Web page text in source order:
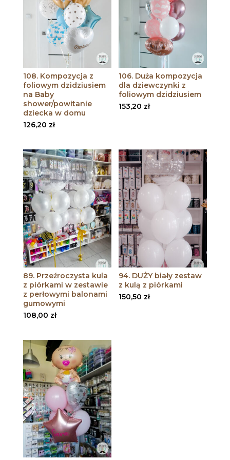
108. Kompozycja z
foliowym dzidziusiem
na Baby
shower/powitanie
dziecka w domu
126,20 zł
106. Duża kompozycja
dla dziewczynki z
foliowym dzidziusiem
153,20 zł
89. Przeźroczysta kula
z piórkami w zestawie
z perłowymi balonami
gumowymi
108,00 zł
94. DUŻY biały zestaw
z kulą z piórkami
150,50 zł